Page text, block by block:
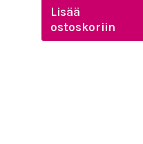
Lisää
ostoskoriin